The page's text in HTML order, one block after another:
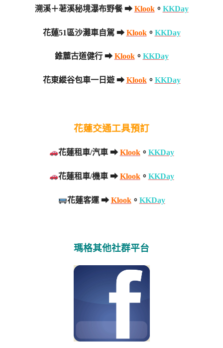
溯溪＋荖溪秘境瀑布野餐 ➡ Klook。 KKDay
花蓮51區沙灘車自駕 ➡ Klook。 KKDay
錐麓古道健行 ➡ Klook。 KKDay
花東縱谷包車一日遊 ➡ Klook。 KKDay
花蓮交通工具預訂
花蓮租車/汽車 ➡ Klook。 KKDay
花蓮租車/機車 ➡ Klook。 KKDay
花蓮客運 ➡ Klook。 KKDay
瑪格其他社群平台